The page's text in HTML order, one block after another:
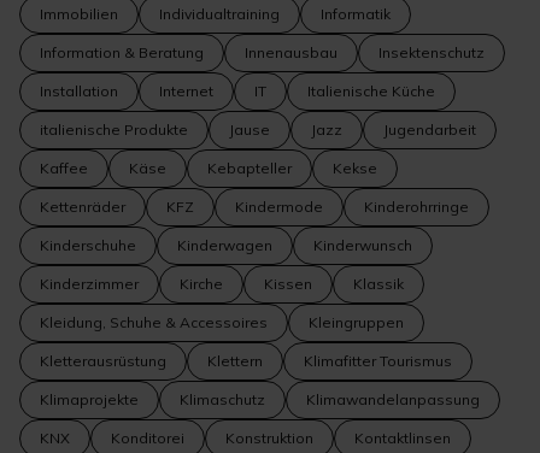
Immobilien Individualtraining Informatik
Information & Beratung Innenausbau Insektenschutz
Installation Internet IT Italienische Küche
italienische Produkte Jause Jazz Jugendarbeit
Kaffee Käse Kebapteller Kekse
Kettenräder KFZ Kindermode Kinderohrringe
Kinderschuhe Kinderwagen Kinderwunsch
Kinderzimmer Kirche Kissen Klassik
Kleidung, Schuhe & Accessoires Kleingruppen
Kletterausrüstung Klettern Klimafitter Tourismus
Klimaprojekte Klimaschutz Klimawandelanpassung
KNX Konditorei Konstruktion Kontaktlinsen